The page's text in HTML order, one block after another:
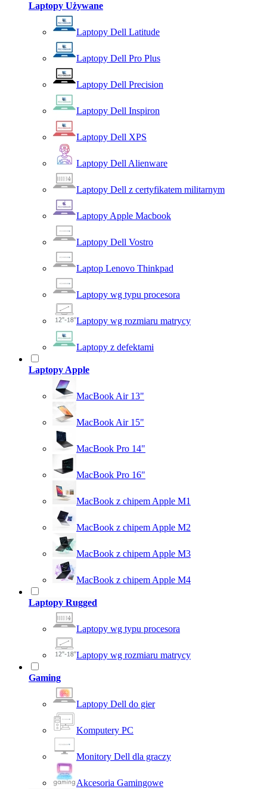
Laptopy Używane
Laptopy Dell Latitude
Laptopy Dell Pro Plus
Laptopy Dell Precision
Laptopy Dell Inspiron
Laptopy Dell XPS
Laptopy Dell Alienware
Laptopy Dell z certyfikatem militarnym
Laptopy Apple Macbook
Laptopy Dell Vostro
Laptop Lenovo Thinkpad
Laptopy wg typu procesora
Laptopy wg rozmiaru matrycy
Laptopy z defektami
Laptopy Apple
MacBook Air 13"
MacBook Air 15"
MacBook Pro 14"
MacBook Pro 16"
MacBook z chipem Apple M1
MacBook z chipem Apple M2
MacBook z chipem Apple M3
MacBook z chipem Apple M4
Laptopy Rugged
Laptopy wg typu procesora
Laptopy wg rozmiaru matrycy
Gaming
Laptopy Dell do gier
Komputery PC
Monitory Dell dla graczy
Akcesoria Gamingowe